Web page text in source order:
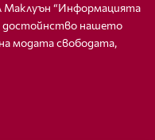
“Информацията
с достойнство нашето
модата свободата,